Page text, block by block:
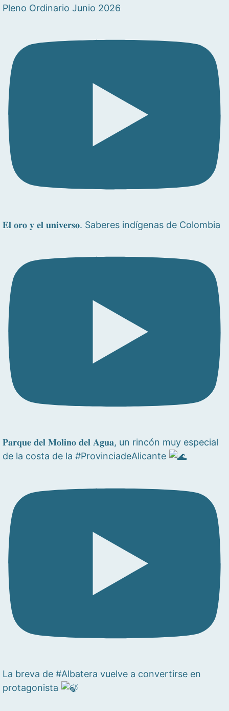
Pleno Ordinario Junio 2026
𝐄𝐥 𝐨𝐫𝐨 𝐲 𝐞𝐥 𝐮𝐧𝐢𝐯𝐞𝐫𝐬𝐨. Saberes indígenas de Colombia
𝐏𝐚𝐫𝐪𝐮𝐞 𝐝𝐞𝐥 𝐌𝐨𝐥𝐢𝐧𝐨 𝐝𝐞𝐥 𝐀𝐠𝐮𝐚, un rincón muy especial
de la costa de la #ProvinciadeAlicante
La breva de #Albatera vuelve a convertirse en
protagonista